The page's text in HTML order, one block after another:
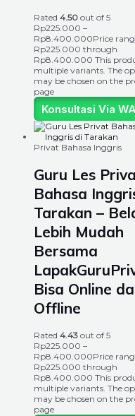
Rated 4.50 out of 5
Rp225.000 –
Rp8.400.000Price
Rp225.000 through
Rp8.400.000 This
multiple variants. The
may be chosen on the
page
Konsultasi Via WA
Privat Bahasa Inggris
Guru Les
Bahasa
Tarakan –
Lebih Mudah
Bersama
Bisa Online
Offline
Rated 4.43 out of 5
Rp225.000 –
Rp8.400.000Price
Rp225.000 through
Rp8.400.000 This
multiple variants. The
may be chosen on the
page